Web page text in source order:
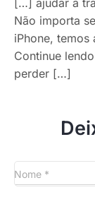
Não importa
iPhone,
Continue
perder […]
Nome *